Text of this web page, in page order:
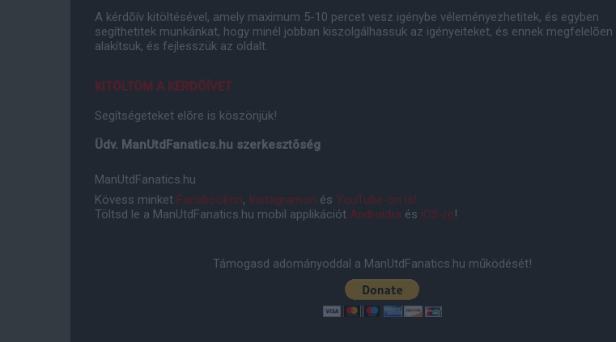
A kérdõív kitöltésével, amely maximum 5-10 percet vesz igénybe véleményezhetitek, és egyben
segíthetitek munkánkat, hogy minél jobban kiszolgálhassuk az igényeiteket, és ennek megfelelõen
alakítsuk, és fejlesszük az oldalt.
KITÖLTÖM A KÉRDÕÍVET
Segítségeteket elõre is köszönjük!
Üdv. ManUtdFanatics.hu szerkesztõség
ManUtdFanatics.hu
Kövess minket Facebookon, Instagramon és YouTube-on is!
Töltsd le a ManUtdFanatics.hu mobil applikációt Androidra és iOS-re!
Támogasd adományoddal a ManUtdFanatics.hu működését!